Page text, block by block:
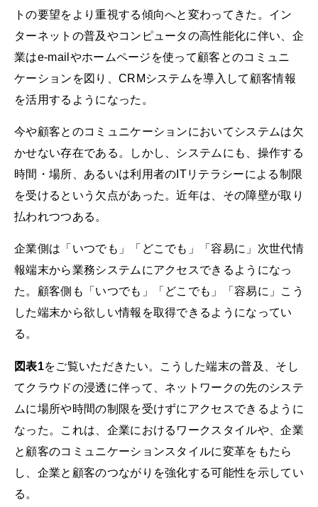
トの要望をより重視する傾向へと変わってきた。イン
ターネットの普及やコンピュータの高性能化に伴い、企
業はe-mailやホームページを使って顧客とのコミュニ
ケーションを図り、CRMシステムを導入して顧客情報
を活用するようになった。
今や顧客とのコミュニケーションにおいてシステムは欠
かせない存在である。しかし、システムにも、操作する
時間・場所、あるいは利用者のITリテラシーによる制限
を受けるという欠点があった。近年は、その障壁が取り
払われつつある。
企業側は「いつでも」「どこでも」「容易に」次世代情
報端末から業務システムにアクセスできるようになっ
た。顧客側も「いつでも」「どこでも」「容易に」こう
した端末から欲しい情報を取得できるようになってい
る。
図表1をご覧いただきたい。こうした端末の普及、そし
てクラウドの浸透に伴って、ネットワークの先のシステ
ムに場所や時間の制限を受けずにアクセスできるように
なった。これは、企業におけるワークスタイルや、企業
と顧客のコミュニケーションスタイルに変革をもたら
し、企業と顧客のつながりを強化する可能性を示してい
る。